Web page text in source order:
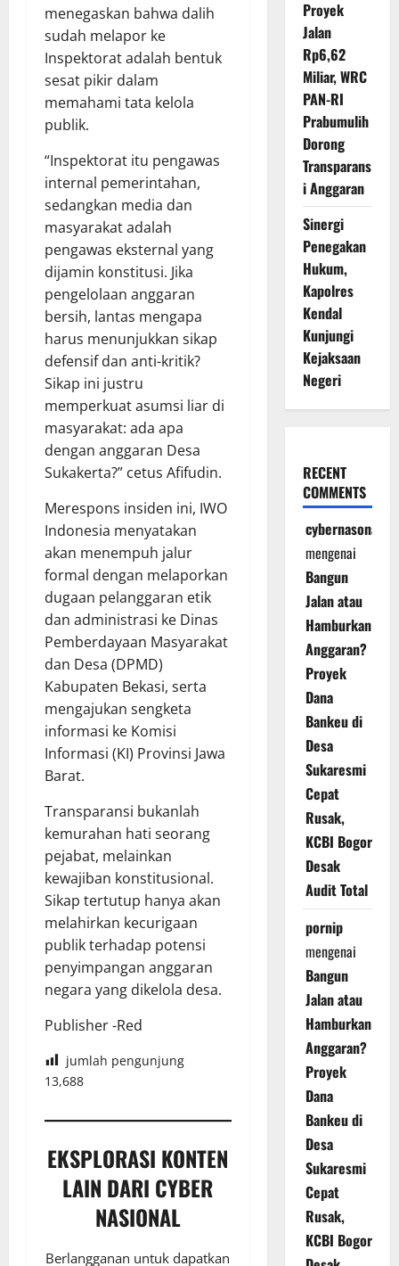
menegaskan bahwa dalih
sudah melapor ke
Inspektorat adalah bentuk
sesat pikir dalam
memahami tata kelola
publik.
“Inspektorat itu pengawas
internal pemerintahan,
sedangkan media dan
masyarakat adalah
pengawas eksternal yang
dijamin konstitusi. Jika
pengelolaan anggaran
bersih, lantas mengapa
harus menunjukkan sikap
defensif dan anti-kritik?
Sikap ini justru
memperkuat asumsi liar di
masyarakat: ada apa
dengan anggaran Desa
Sukakerta?” cetus Afifudin.
Merespons insiden ini, IWO
Indonesia menyatakan
akan menempuh jalur
formal dengan melaporkan
dugaan pelanggaran etik
dan administrasi ke Dinas
Pemberdayaan Masyarakat
dan Desa (DPMD)
Kabupaten Bekasi, serta
mengajukan sengketa
informasi ke Komisi
Informasi (KI) Provinsi Jawa
Barat.
Transparansi bukanlah
kemurahan hati seorang
pejabat, melainkan
kewajiban konstitusional.
Sikap tertutup hanya akan
melahirkan kecurigaan
publik terhadap potensi
penyimpangan anggaran
negara yang dikelola desa.
Publisher -Red
jumlah pengunjung
13,688
EKSPLORASI KONTEN
LAIN DARI CYBER
NASIONAL
Berlangganan untuk dapatkan
Proyek
Jalan
Rp6,62
Miliar, WRC
PAN-RI
Prabumulih
Dorong
Transparans
i Anggaran
Sinergi
Penegakan
Hukum,
Kapolres
Kendal
Kunjungi
Kejaksaan
Negeri
RECENT
COMMENTS
cybernasonal
mengenai
Bangun
Jalan atau
Hamburkan
Anggaran?
Proyek
Dana
Bankeu di
Desa
Sukaresmi
Cepat
Rusak,
KCBI Bogor
Desak
Audit Total
pornip
mengenai
Bangun
Jalan atau
Hamburkan
Anggaran?
Proyek
Dana
Bankeu di
Desa
Sukaresmi
Cepat
Rusak,
KCBI Bogor